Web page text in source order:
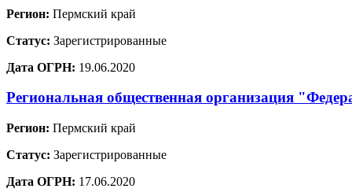
Регион: Пермский край
Статус: Зарегистрированные
Дата ОГРН: 19.06.2020
Региональная общественная организация
Регион: Пермский край
Статус: Зарегистрированные
Дата ОГРН: 17.06.2020